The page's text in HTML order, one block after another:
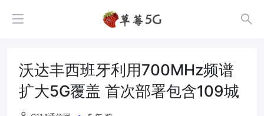
沃达丰西班牙利用700MHz频谱
扩大5G覆盖 首次部署包含109城